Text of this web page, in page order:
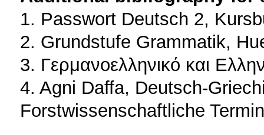
1. Passwort Deutsch 2,
2. Grundstufe Grammatik,
3. Γερμανοελληνικό και
4. Agni Daffa, Deutsch-
Forstwissenschaftliche